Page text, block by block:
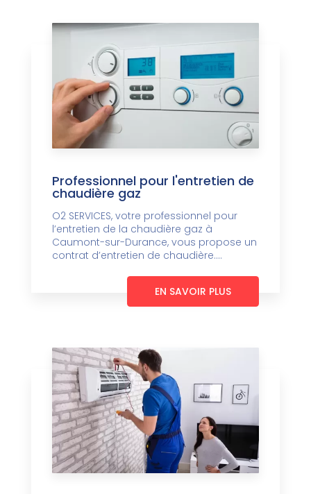
Professionnel pour l'entretien de
chaudière gaz
O2 SERVICES, votre professionnel pour
l’entretien de la chaudière gaz à
Caumont-sur-Durance, vous propose un
contrat d’entretien de chaudière....
EN SAVOIR PLUS